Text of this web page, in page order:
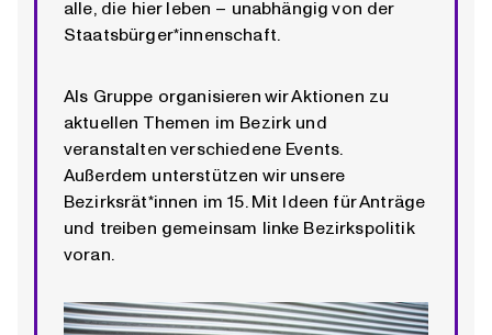
alle, die hier leben – unabhängig von der
Staatsbürger*innenschaft.
Als Gruppe organisieren wir Aktionen zu
aktuellen Themen im Bezirk und
veranstalten verschiedene Events.
Außerdem unterstützen wir unsere
Bezirksrät*innen im 15. Mit Ideen für Anträge
und treiben gemeinsam linke Bezirkspolitik
voran.